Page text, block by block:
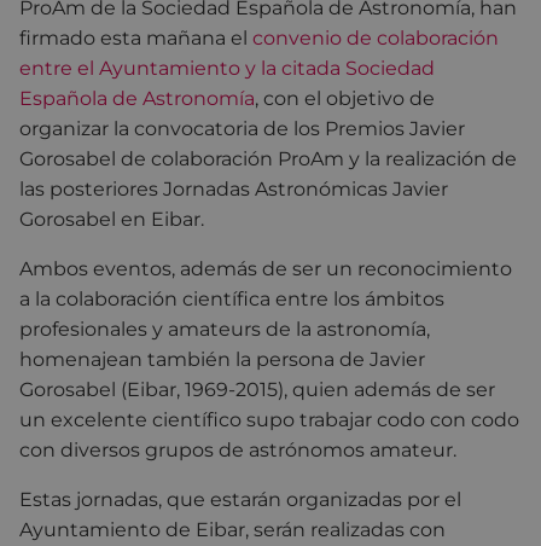
ProAm de la Sociedad Española de Astronomía, han
firmado esta mañana el convenio de colaboración
entre el Ayuntamiento y la citada Sociedad
Española de Astronomía, con el objetivo de
organizar la convocatoria de los Premios Javier
Gorosabel de colaboración ProAm y la realización de
las posteriores Jornadas Astronómicas Javier
Gorosabel en Eibar.
Ambos eventos, además de ser un reconocimiento
a la colaboración científica entre los ámbitos
profesionales y amateurs de la astronomía,
homenajean también la persona de Javier
Gorosabel (Eibar, 1969-2015), quien además de ser
un excelente científico supo trabajar codo con codo
con diversos grupos de astrónomos amateur.
Estas jornadas, que estarán organizadas por el
Ayuntamiento de Eibar, serán realizadas con